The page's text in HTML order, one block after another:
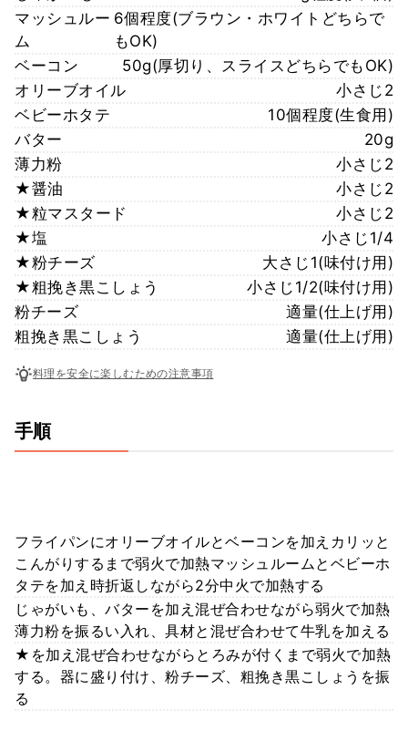
マッシュルー
ム
6個程度(ブラウン・ホワイトどちらで
もOK)
ベーコン
50g(厚切り、スライスどちらでもOK)
オリーブオイル
小さじ2
ベビーホタテ
10個程度(生食用)
バター
20g
薄力粉
小さじ2
★醤油
小さじ2
★粒マスタード
小さじ2
★塩
小さじ1/4
★粉チーズ
大さじ1(味付け用)
★粗挽き黒こしょう
小さじ1/2(味付け用)
粉チーズ
適量(仕上げ用)
粗挽き黒こしょう
適量(仕上げ用)
料理を安全に楽しむための注意事項
手順
フライパンにオリーブオイルとベーコンを加えカリッと
こんがりするまで弱火で加熱マッシュルームとベビーホ
タテを加え時折返しながら2分中火で加熱する
じゃがいも、バターを加え混ぜ合わせながら弱火で加熱
薄力粉を振るい入れ、具材と混ぜ合わせて牛乳を加える
★を加え混ぜ合わせながらとろみが付くまで弱火で加熱
する。器に盛り付け、粉チーズ、粗挽き黒こしょうを振
る